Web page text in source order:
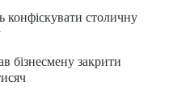
конфіскувати столичну
бізнесмену закрити